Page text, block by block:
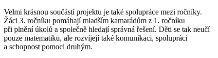
Velmi krásnou součástí projektu je také spolupráce mezi ročníky.
Žáci 3. ročníku pomáhají mladším kamarádům z 1. ročníku
při plnění úkolů a společně hledají správná řešení. Děti se tak neučí
pouze matematiku, ale rozvíjejí také komunikaci, spolupráci
a schopnost pomoci druhým.